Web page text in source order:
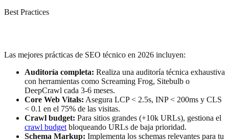
Best Practices
Las mejores prácticas de SEO técnico en 2026 incluyen:
Auditoría completa: Realiza una auditoría técnica exhaustiva
con herramientas como Screaming Frog, Sitebulb o
DeepCrawl cada 3-6 meses.
Core Web Vitals: Asegura LCP < 2.5s, INP < 200ms y CLS
< 0.1 en el 75% de las visitas.
Crawl budget: Para sitios grandes (+10k URLs), gestiona el
crawl budget bloqueando URLs de baja prioridad.
Schema Markup: Implementa los schemas relevantes para tu